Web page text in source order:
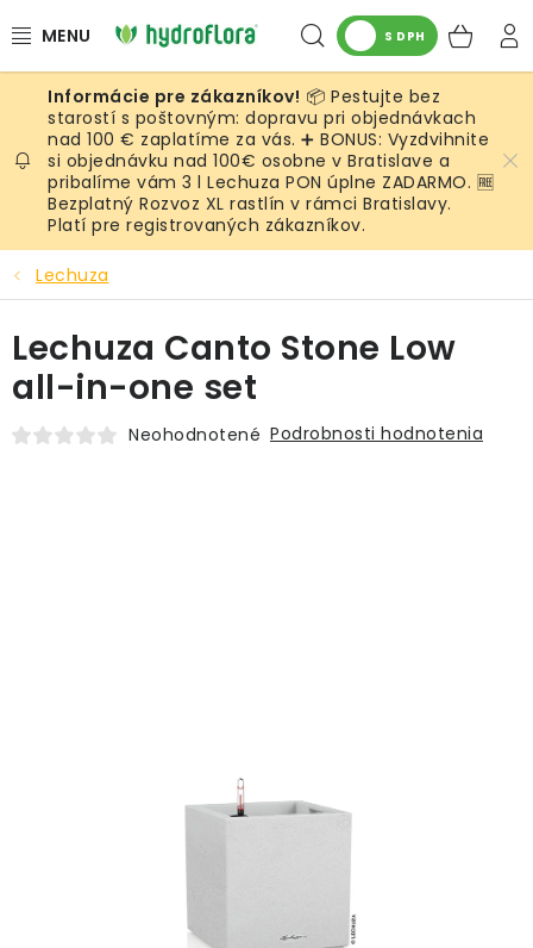
na
Hľadať
S DPH
RASTLINY
UMELÉ RASTLINY
KVETINÁČE
SUBSTRÁTY A PRÍSLUŠENSTVO
SERVIS INTERIÉROVEJ ZELENE
📦 Pestujte bez
starostí s poštovným: dopravu pri objednávkach
nad 100 € zaplatíme za vás. ➕ BONUS: Vyzdvihnite
si objednávku nad 100€ osobne v Bratislave a
pribalíme vám 3 l Lechuza PON úplne ZADARMO. 🆓
Bezplatný Rozvoz XL rastlín v rámci Bratislavy.
Platí pre registrovaných zákazníkov.
Lechuza
Lechuza Canto Stone Low
all-in-one set
Neohodnotené Podrobnosti hodnotenia